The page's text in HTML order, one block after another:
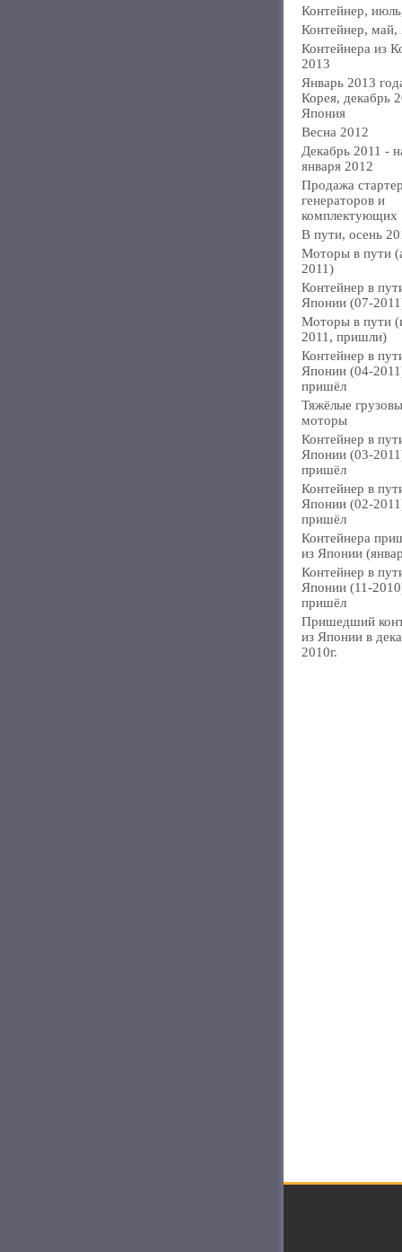
Контейнер,
Контейнер, май,
Контейнера из
2013
Январь 2013
Корея, декабрь
Япония
Весна 2012
Декабрь 2011 -
января 2012
Продажа
генераторов и
комплектующих
В пути, осень
Моторы в пути
2011)
Контейнер в
Японии (07-
Моторы в пути
2011, пришли)
Контейнер в
Японии (04-
пришёл
Тяжёлые
моторы
Контейнер в
Японии (03-
пришёл
Контейнер в
Японии (02-
пришёл
Контейнера
из Японии
Контейнер в
Японии (11-
пришёл
Пришедший
из Японии в
2010г.